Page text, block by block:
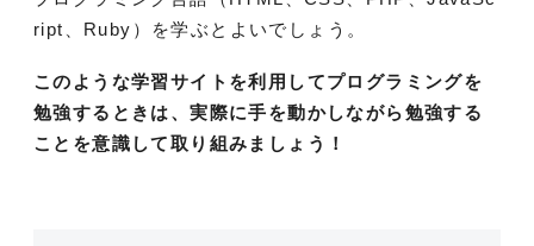
ript、Ruby）を学ぶとよいでしょう。
このような学習サイトを利用してプログラミングを
勉強するときは、実際に手を動かしながら勉強する
ことを意識して取り組みましょう！